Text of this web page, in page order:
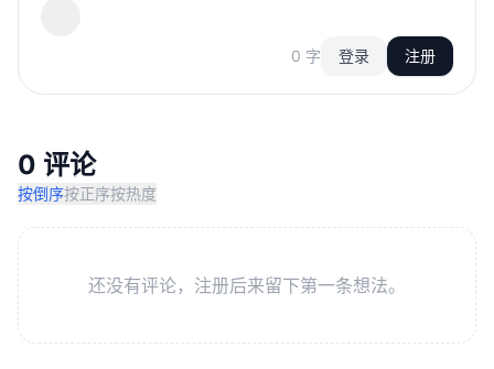
0 字 登录 注册
0 评论
按倒序按正序按热度
还没有评论，注册后来留下第一条想法。